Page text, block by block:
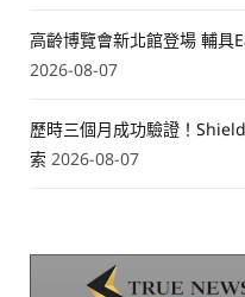
高齡博覽會新北館登場 輔具
2026-08-07
歷時三個月成功驗證！
索 2026-08-07